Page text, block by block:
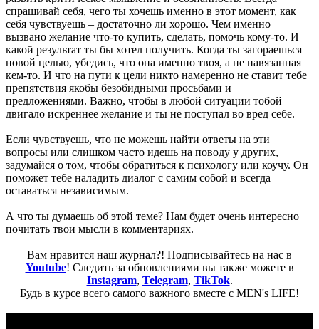
спрашивай себя, чего ты хочешь именно в этот момент, как
себя чувствуешь – достаточно ли хорошо. Чем именно
вызвано желание что-то купить, сделать, помочь кому-то. И
какой результат ты бы хотел получить. Когда ты загораешься
новой целью, убедись, что она именно твоя, а не навязанная
кем-то. И что на пути к цели никто намеренно не ставит тебе
препятствия якобы безобидными просьбами и
предложениями. Важно, чтобы в любой ситуации тобой
двигало искреннее желание и ты не поступал во вред себе.
Если чувствуешь, что не можешь найти ответы на эти
вопросы или слишком часто идешь на поводу у других,
задумайся о том, чтобы обратиться к психологу или коучу. Он
поможет тебе наладить диалог с самим собой и всегда
оставаться независимым.
А что ты думаешь об этой теме? Нам будет очень интересно
почитать твои мысли в комментариях.
Вам нравится наш журнал?! Подписывайтесь на нас в
Youtube! Следить за обновлениями вы также можете в
Instagram, Telegram, TikTok.
Будь в курсе всего самого важного вместе с MEN's LIFE!